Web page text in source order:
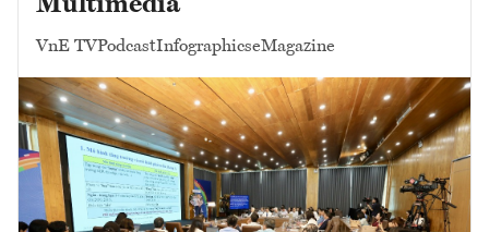
Multimedia
VnE TVPodcastInfographicseMagazine